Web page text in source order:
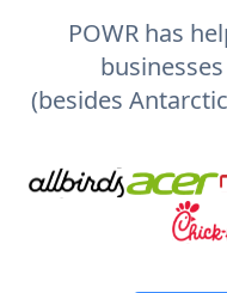
POWR has
(besides